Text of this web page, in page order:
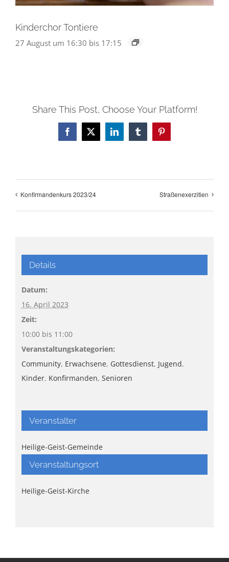
Kinderchor Tontiere
27 August um 16:30 bis 17:15
Share This Post, Choose Your Platform!
Facebook
X LinkedInTumblrPinterest
Konfirmandenkurs 2023/24 Straßenexerzitien
Details
Datum:
16. April 2023
Zeit:
10:00 bis 11:00
Veranstaltungskategorien:
Community, Erwachsene, Gottesdienst, Jugend,
Kinder, Konfirmanden, Senioren
Veranstaltungsort
Heilige-Geist-Kirche
Veranstalter
Heilige-Geist-Gemeinde